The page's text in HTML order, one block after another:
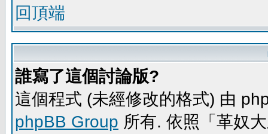
回頂端
誰寫了這個討論版?
這個程式 (未經修改的格式) 由
phpBB Group 所有. 依照「革奴